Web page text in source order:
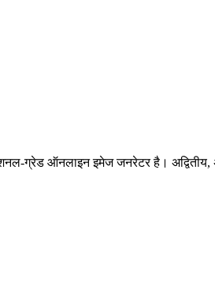
ऑनलाइन इमेज जनरेटर है। अद्वितीय,